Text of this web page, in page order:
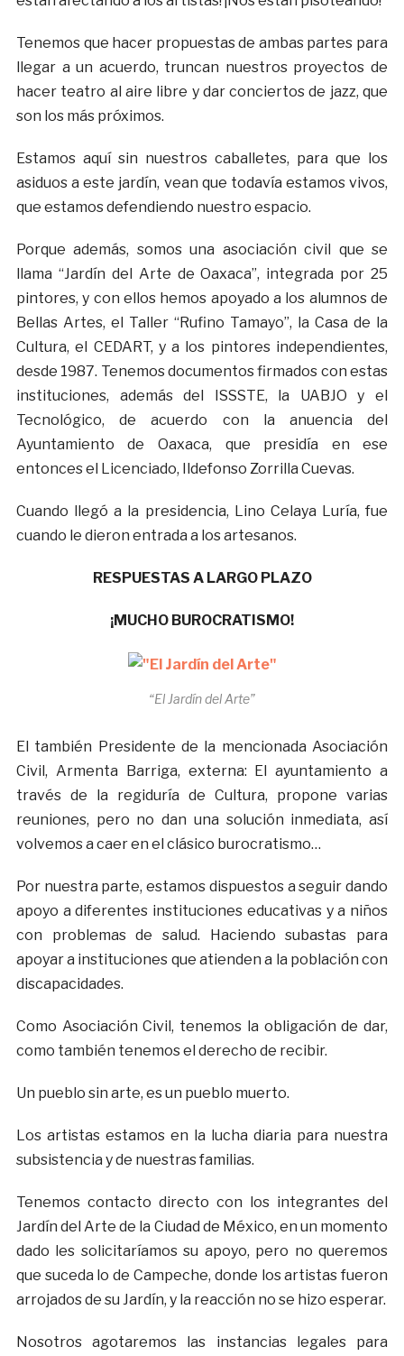
Tenemos que hacer propuestas de ambas partes para
llegar a un acuerdo, truncan nuestros proyectos de
hacer teatro al aire libre y dar conciertos de jazz, que
son los más próximos.
Estamos aquí sin nuestros caballetes, para que los
asiduos a este jardín, vean que todavía estamos vivos,
que estamos defendiendo nuestro espacio.
Porque además, somos una asociación civil que se
llama “Jardín del Arte de Oaxaca”, integrada por 25
pintores, y con ellos hemos apoyado a los alumnos de
Bellas Artes, el Taller “Rufino Tamayo”, la Casa de la
Cultura, el CEDART, y a los pintores independientes,
desde 1987. Tenemos documentos firmados con estas
instituciones, además del ISSSTE, la UABJO y el
Tecnológico, de acuerdo con la anuencia del
Ayuntamiento de Oaxaca, que presidía en ese
entonces el Licenciado, Ildefonso Zorrilla Cuevas.
Cuando llegó a la presidencia, Lino Celaya Luría, fue
cuando le dieron entrada a los artesanos.
RESPUESTAS A LARGO PLAZO
¡MUCHO BUROCRATISMO!
“El Jardín del Arte”
El también Presidente de la mencionada Asociación
Civil, Armenta Barriga, externa: El ayuntamiento a
través de la regiduría de Cultura, propone varias
reuniones, pero no dan una solución inmediata, así
volvemos a caer en el clásico burocratismo…
Por nuestra parte, estamos dispuestos a seguir dando
apoyo a diferentes instituciones educativas y a niños
con problemas de salud. Haciendo subastas para
apoyar a instituciones que atienden a la población con
discapacidades.
Como Asociación Civil, tenemos la obligación de dar,
como también tenemos el derecho de recibir.
Un pueblo sin arte, es un pueblo muerto.
Los artistas estamos en la lucha diaria para nuestra
subsistencia y de nuestras familias.
Tenemos contacto directo con los integrantes del
Jardín del Arte de la Ciudad de México, en un momento
dado les solicitaríamos su apoyo, pero no queremos
que suceda lo de Campeche, donde los artistas fueron
arrojados de su Jardín, y la reacción no se hizo esperar.
Nosotros agotaremos las instancias legales para